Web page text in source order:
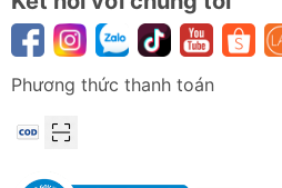
Phương thức thanh toán